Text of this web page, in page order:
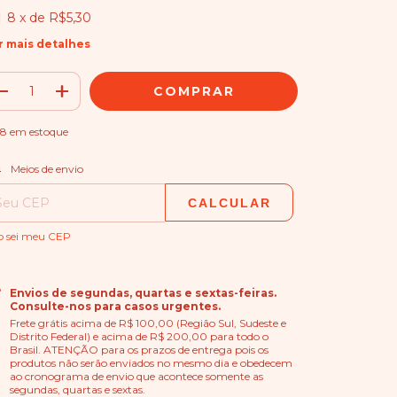
8 x de R$5,30
mais detalhes
em estoque
para o CEP:
Meios de envio
CALCULAR
sei meu CEP
Envios de segundas, quartas e sextas-feiras.
Consulte-nos para casos urgentes.
Frete grátis acima de R$ 100,00 (Região Sul, Sudeste e
Distrito Federal) e acima de R$ 200,00 para todo o
Brasil. ATENÇÃO para os prazos de entrega pois os
produtos não serão enviados no mesmo dia e obedecem
ao cronograma de envio que acontece somente as
segundas, quartas e sextas.